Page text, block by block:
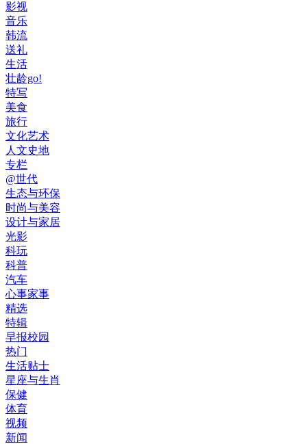
影视
音乐
韩流
送礼
生活
壮龄go!
特写
美食
旅行
文化艺术
人文史地
专栏
@世代
生态与环保
时尚与美容
设计与家居
光影
科玩
科普
汽车
心事家事
精选
特辑
早报校园
热门
生活贴士
星座与生肖
保健
体育
视频
新闻